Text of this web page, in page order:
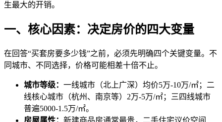
生最大的开销。
一、核心因素：决定房价的四大变量
在回答“买套房要多少钱”之前，必须先明确四个关键变量。不
同城市、不同选择，价格可能相差十倍不止。
城市等级： 一线城市（北上广深）均价5万-10万/㎡；二
线核心城市（杭州、南京等）2万-5万/㎡；三四线城市
普遍5000-1.5万/㎡。
房屋属性： 新建商品房通常最贵，二手住宅议价空间